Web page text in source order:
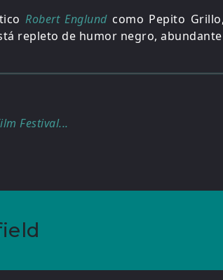
Robert Englundcomo Pepito
repleto de humor negro,
Festival...